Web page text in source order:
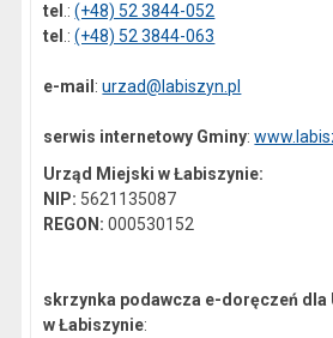
tel .:(+48) 52 3844-052
tel .:(+48) 52 3844-063
e-mail :urzad@labiszyn.pl
serwis internetowy Gminy:
Urząd Miejski w Łabiszynie:
NIP: 5621135087
REGON:000530152
skrzynka podawcza e-doręczeń
w Łabiszynie: